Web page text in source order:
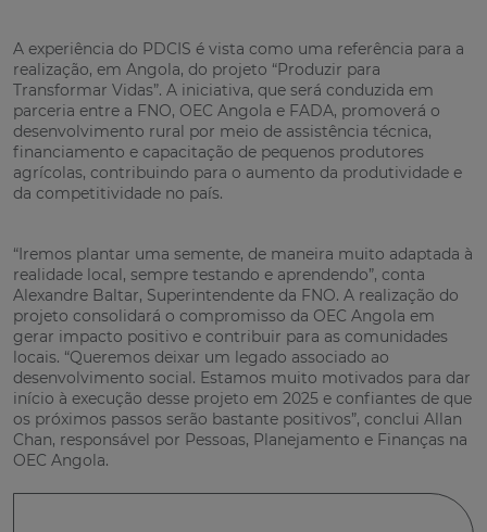
A experiência do PDCIS é vista como uma referência para a
realização, em Angola, do projeto “Produzir para
Transformar Vidas”. A iniciativa, que será conduzida em
parceria entre a FNO, OEC Angola e FADA, promoverá o
desenvolvimento rural por meio de assistência técnica,
financiamento e capacitação de pequenos produtores
agrícolas, contribuindo para o aumento da produtividade e
da competitividade no país.
“Iremos plantar uma semente, de maneira muito adaptada à
realidade local, sempre testando e aprendendo”, conta
Alexandre Baltar, Superintendente da FNO. A realização do
projeto consolidará o compromisso da OEC Angola em
gerar impacto positivo e contribuir para as comunidades
locais. “Queremos deixar um legado associado ao
desenvolvimento social. Estamos muito motivados para dar
início à execução desse projeto em 2025 e confiantes de que
os próximos passos serão bastante positivos”, conclui Allan
Chan, responsável por Pessoas, Planejamento e Finanças na
OEC Angola.